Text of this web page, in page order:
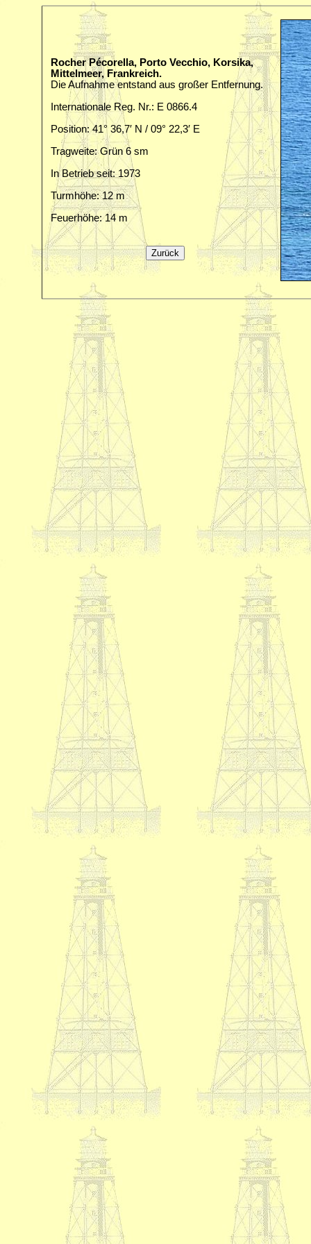
Rocher Pécorella, Porto Vecchio, Korsika,
Mittelmeer, Frankreich.
Die Aufnahme entstand aus großer Entfernung.
Internationale Reg. Nr.: E 0866.4
Position: 41° 36,7′ N / 09° 22,3′ E
Tragweite: Grün 6 sm
In Betrieb seit: 1973
Turmhöhe: 12 m
Feuerhöhe: 14 m